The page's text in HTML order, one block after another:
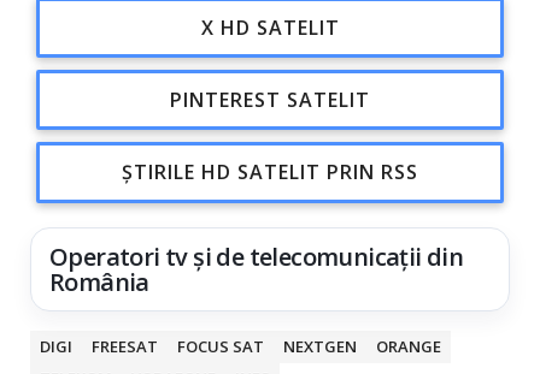
X HD SATELIT
PINTEREST SATELIT
ȘTIRILE HD SATELIT PRIN RSS
Operatori tv și de telecomunicații din
România
DIGI FREESAT FOCUS SAT NEXTGEN
ORANGE